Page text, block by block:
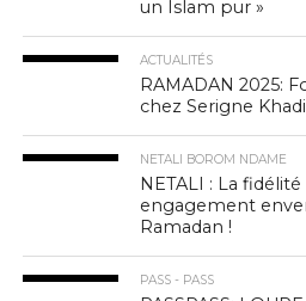
un Islam pur »
ACTUALITÉS
RAMADAN 2025:
chez Serigne
NETALI BOROM NDAME
NETALI : La
engagement
Ramadan !
PASS - PASS